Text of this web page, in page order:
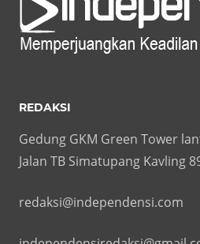
REDAKSI
Gedung GKM Green Tower
Jalan TB Simatupang Kavling
redaksi@independensi.com